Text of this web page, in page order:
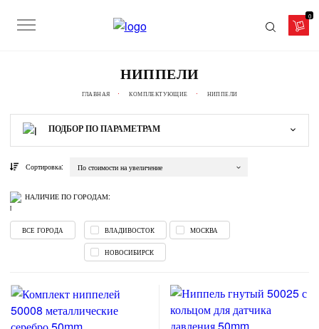
0
НИППЕЛИ
ГЛАВНАЯ КОМПЛЕКТУЮЩИЕ НИППЕЛИ
ПОДБОР ПО ПАРАМЕТРАМ
Сортировка: По стоимости на увеличение
НАЛИЧИЕ ПО ГОРОДАМ:
ВСЕ ГОРОДА ВЛАДИВОСТОК МОСКВА
НОВОСИБИРСК